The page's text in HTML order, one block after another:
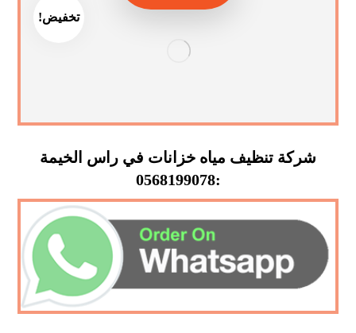
تخفيض!
شركة تنظيف مياه خزانات في راس الخيمة
:0568199078